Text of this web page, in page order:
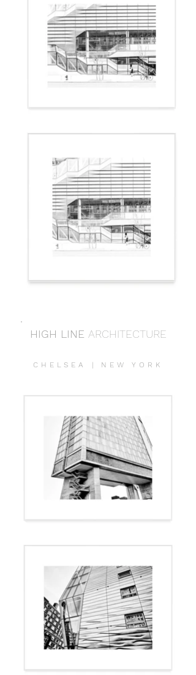
HIGH LINE ARCHITECTURE
CHELSEA | NEW YORK